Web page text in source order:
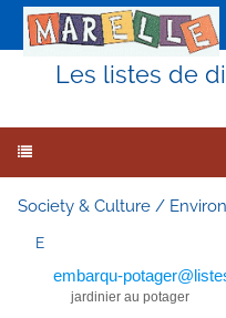
Les listes de
Society & Culture /
E
embarqu-
jardinier au potager